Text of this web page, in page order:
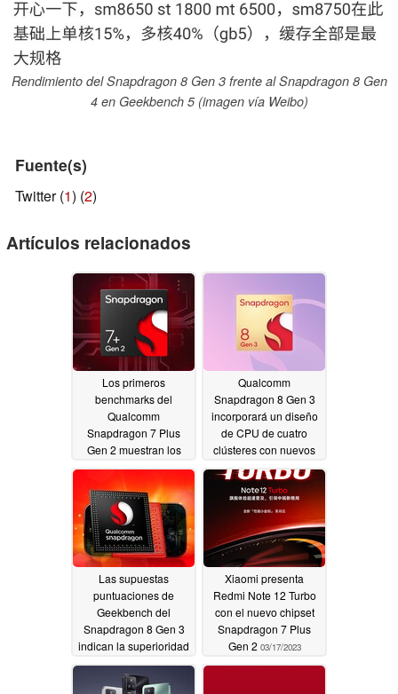
Rendimiento del Snapdragon 8 Gen 3 frente al Snapdragon 8 Gen
4 en Geekbench 5 (imagen vía Weibo)
Fuente(s)
Twitter (1) (2)
Artículos relacionados
Los primeros
benchmarks del
Qualcomm
Snapdragon 7 Plus
Gen 2 muestran los
niveles de rendimiento
del Snapdragon 8 Plus
Gen 103/24/2023
Qualcomm
Snapdragon 8 Gen 3
incorporará un diseño
de CPU de cuatro
clústeres con nuevos
núcleos Arm03/24/2023
Las supuestas
puntuaciones de
Geekbench del
Snapdragon 8 Gen 3
indican la superioridad
de la CPU del A17
Bionic03/17/2023
Xiaomi presenta
Redmi Note 12 Turbo
con el nuevo chipset
Snapdragon 7 Plus
Gen 2 03/17/2023